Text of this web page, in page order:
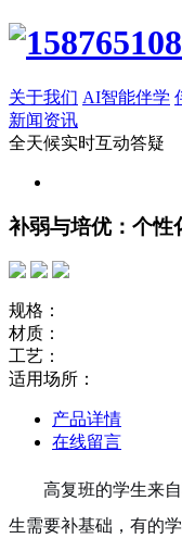
关于我们 AI智能伴学
新闻资讯
全天候实时互动答疑
补弱与培优：个性
规格：
材质：
工艺：
适用场所：
产品详情
在线留言
高复班的学生来
生需要补基础，有的